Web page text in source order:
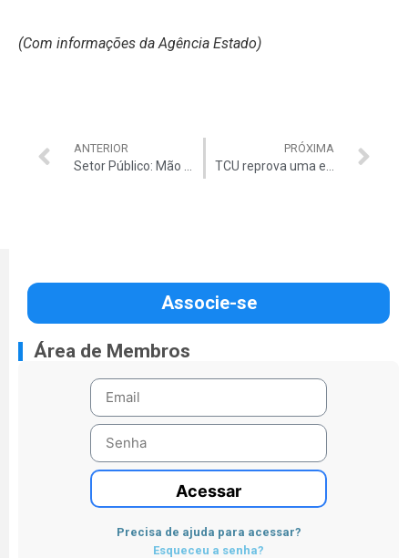
(Com informações da Agência Estado)
ANTERIOR
Setor Público: Mão forte do PT racha a máquina
PRÓXIMA
TCU reprova uma em cada três obras no País
Associe-se
Área de Membros
Acessar
Precisa de ajuda para acessar?
Esqueceu a senha?